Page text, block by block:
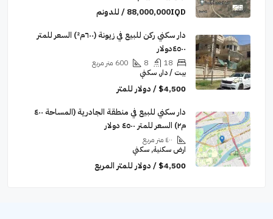
88,000,000IQD / للدونم
دار سكني ركن للبيع في زيونة (٦٠٠م²) السعر للمتر
٤٥٠٠دولار
18
8
600 متر مربع
بيت / دار, سكني
$4,500 / دولار للمتر
دار سكني للبيع في منطقة الجادرية (المساحة ٤٠٠
م٢) السعر للمتر ٤٥٠٠ دولار
٤٠٠ متر مربع
ارض سكنية, سكني
$4,500 / دولار للمتر المربع